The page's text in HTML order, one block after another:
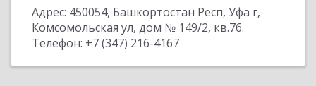
Адрес: 450054, Башкортостан Респ, Уфа г,
Комсомольская ул, дом № 149/2, кв.76.
Телефон: +7 (347) 216-4167